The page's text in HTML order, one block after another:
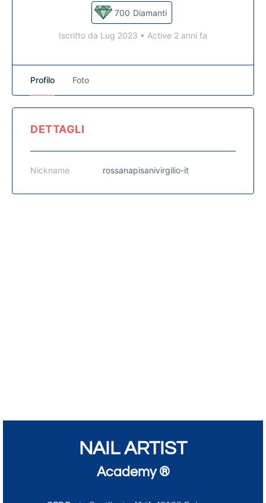
700 Diamanti
Iscritto da Lug 2023 • Active 2 anni fa
Profilo Foto
DETTAGLI
Nickname rossanapisanivirgilio-it
NAIL ARTIST
Academy ®